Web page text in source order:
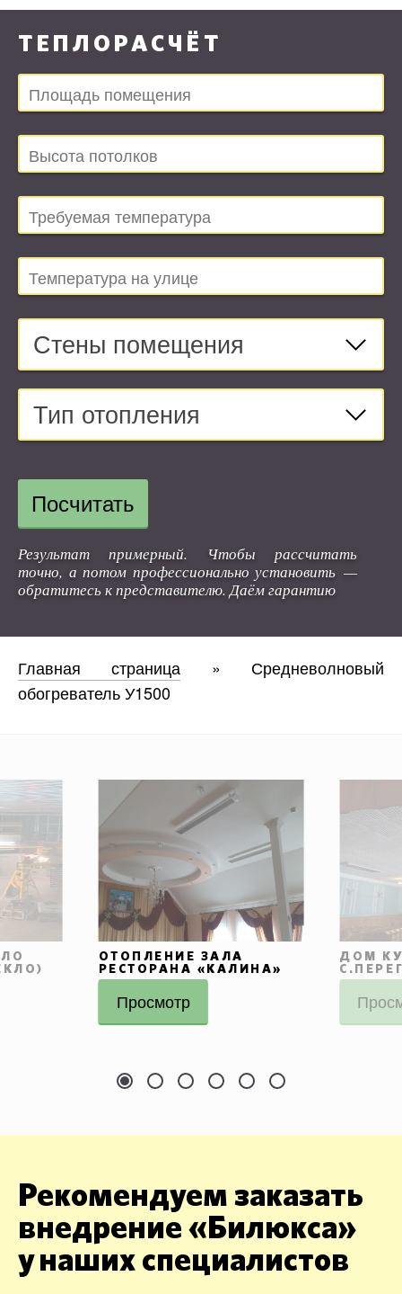
ТЕПЛОРАСЧЁТ
Стены помещения
Тип отопления
Посчитать
Результат примерный. Чтобы рассчитать
точно, а потом профессионально установить —
обратитесь к представителю. Даём гарантию
Главная страница » Средневолновый
обогреватель У1500
ОТОПЛЕНИЕ ЗАЛА
РЕСТОРАНА «КАЛИНА»
Просмотр
ДОМ
Рекомендуем заказать
внедрение «Билюкса»
у наших специалистов